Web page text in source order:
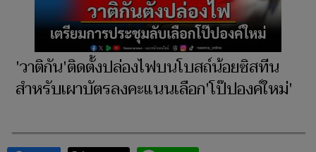
'วาติกัน'ติดตั้งปล่องไฟบนโบสถ์น้อยซิสทีน
สำหรับเผาบัตรลงคะแนนเลือก'โป๊ปองค์ใหม่'